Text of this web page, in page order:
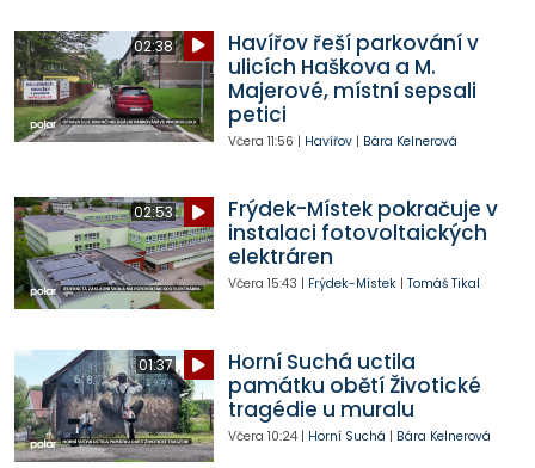
02:38
Havířov řeší parkování v
ulicích Haškova a M.
Majerové, místní sepsali
petici
Včera 11:56 | Havířov| Bára Kelnerová
02:53
Frýdek-Místek pokračuje v
instalaci fotovoltaických
elektráren
Včera 15:43 | Frýdek-Místek| Tomáš Tikal
01:37
Horní Suchá uctila
památku obětí Životické
tragédie u muralu
Včera 10:24| Horní Suchá | Bára Kelnerová